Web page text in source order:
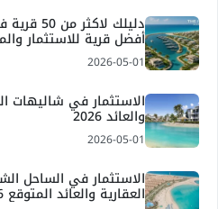
دليلك
أفضل قرية للاستثمار
2026-05-01
الاستثمار في شاليهات
والعائد 2026
2026-05-01
الاستثمار في الساحل
العقارية والعائد المتوقع 2026